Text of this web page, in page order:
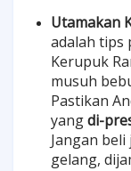
Utamakan
adalah tips
Kerupuk
musuh
Pastikan
yangdi-
Jangan
gelang,